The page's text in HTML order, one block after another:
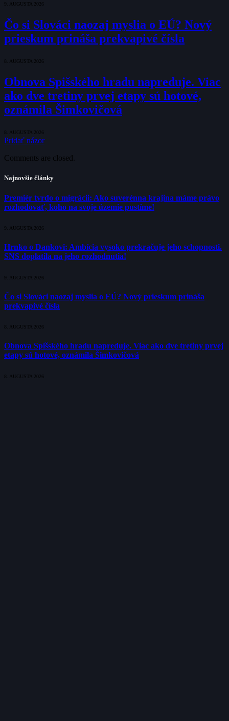
9. AUGUSTA 2026
Čo si Slováci naozaj myslia o EÚ? Nový
prieskum prináša prekvapivé čísla
8. AUGUSTA 2026
Obnova Spišského hradu napreduje. Viac
ako dve tretiny prvej etapy sú hotové,
oznámila Šimkovičová
8. AUGUSTA 2026
Pridať názor
Comments are closed.
Najnovšie články
Premiér tvrdo o migrácii: Ako suverénna krajina máme právo
rozhodovať, koho na svoje územie pustíme!
9. AUGUSTA 2026
Hrnko o Dankovi: Ambícia vysoko prekračuje jeho schopnosti.
SNS doplatila na jeho rozhodnutia!
9. AUGUSTA 2026
Čo si Slováci naozaj myslia o EÚ? Nový prieskum prináša
prekvapivé čísla
8. AUGUSTA 2026
Obnova Spišského hradu napreduje. Viac ako dve tretiny prvej
etapy sú hotové, oznámila Šimkovičová
8. AUGUSTA 2026